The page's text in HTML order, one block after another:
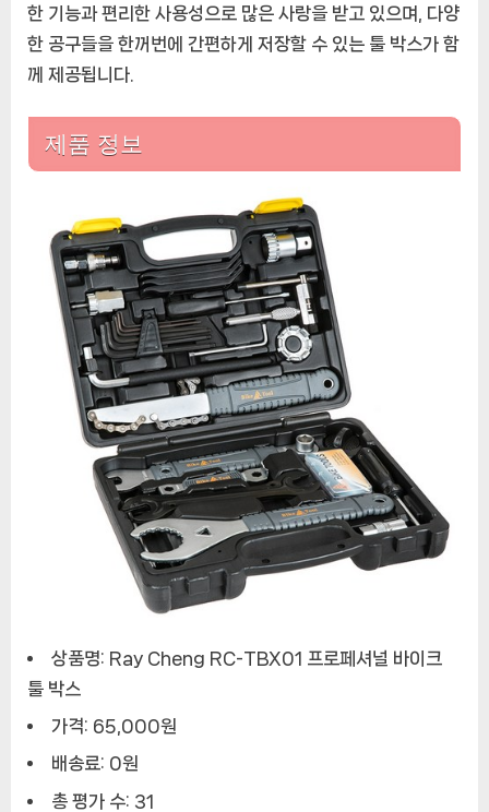
세
트
거
트
–
Ray
Cheng
RC-
TBX01
프
로
페
셔
널
바
이
툴
한 기능과 편리한 사용성으로 많은 사랑을 받고 있으며, 다양
한 공구들을 한꺼번에 간편하게 저장할 수 있는 툴 박스가 함
께 제공됩니다.
제품 정보
상품명: Ray Cheng RC-TBX01 프로페셔널 바이크
툴 박스
가격: 65,000원
배송료: 0원
총 평가 수: 31